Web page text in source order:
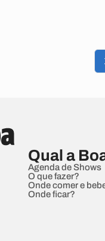
Qual a
Agenda de Shows
O que fazer?
Onde comer e
Onde ficar?